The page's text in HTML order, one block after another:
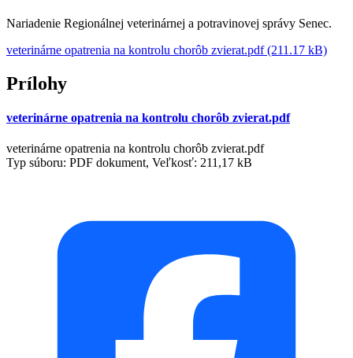
Nariadenie Regionálnej veterinárnej a potravinovej správy Senec.
veterinárne opatrenia na kontrolu chorôb zvierat.pdf (211.17 kB)
Prílohy
veterinárne opatrenia na kontrolu chorôb zvierat.pdf
veterinárne opatrenia na kontrolu chorôb zvierat.pdf
Typ súboru: PDF dokument, Veľkosť: 211,17 kB